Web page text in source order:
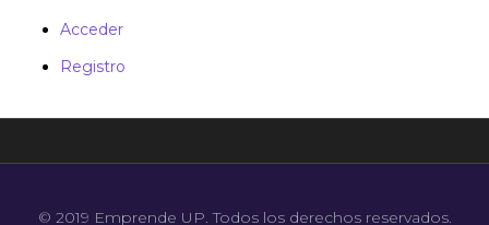
Acceder
Registro
© 2019 Emprende UP. Todos los derechos reservados.